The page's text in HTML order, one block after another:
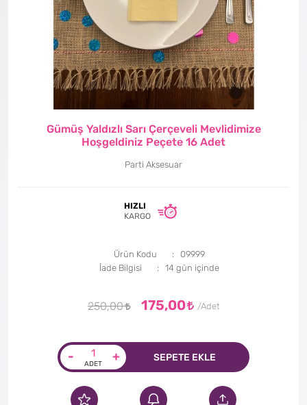
Gümüş Yaldızlı Sarı Çerçeveli Mevlidimize
Hoşgeldiniz Peçete 16 Adet
Parti Aksesuar
HIZLI
KARGO
Ürün Kodu
09999
İade Bilgisi
250,00 175,00
- + SEPETE EKLE